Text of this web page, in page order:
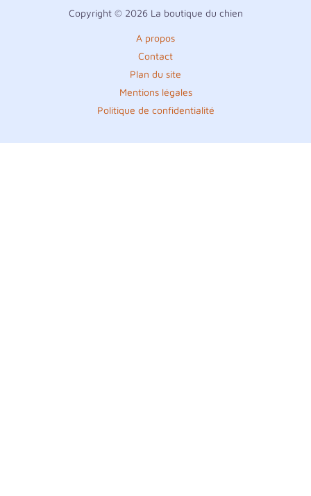
Copyright © 2026 La boutique du chien
A propos
Contact
Plan du site
Mentions légales
Politique de confidentialité